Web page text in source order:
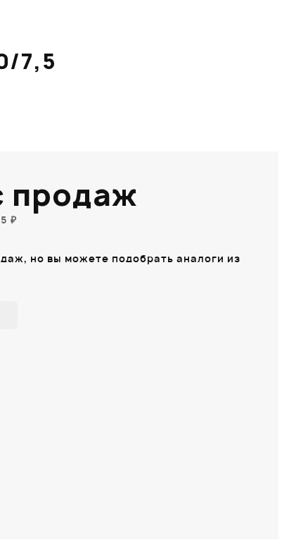
7,5
продаж
₽
но вы можете подобрать аналоги из